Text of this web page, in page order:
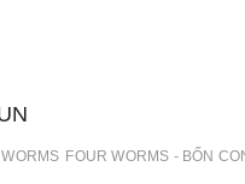
FOUR WORMS - BỐN